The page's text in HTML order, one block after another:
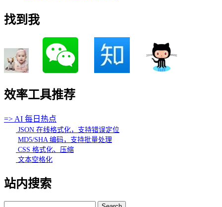
找到我
效率工具推荐
=> AI 每日热点
JSON 在线格式化，支持错误定位
MD5/SHA 编码，支持批量处理
CSS 格式化、压缩
文本空格化
站内搜索